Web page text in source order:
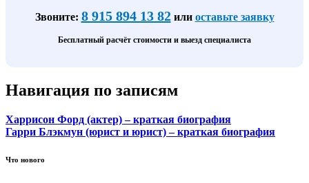
Звоните: 8 915 894 13 82или оставьте заявку
Бесплатный расчёт стоимости и выезд специалиста
Навигация по записям
Харрисон Форд (актер) – краткая биография
Гарри Блэкмун (юрист и юрист) – краткая биография
Что нового